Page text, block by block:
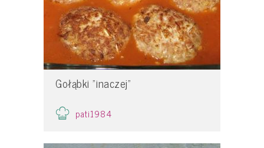
Gołąbki "inaczej"
pati1984